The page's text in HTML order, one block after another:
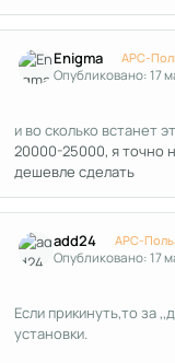
Enigma APC-
Опубликовано:17
и во сколько встанет
20000-25000, я точно
дешевле сделать
add24 APC-
Опубликовано:17
Если прикинуть,то за
установки.